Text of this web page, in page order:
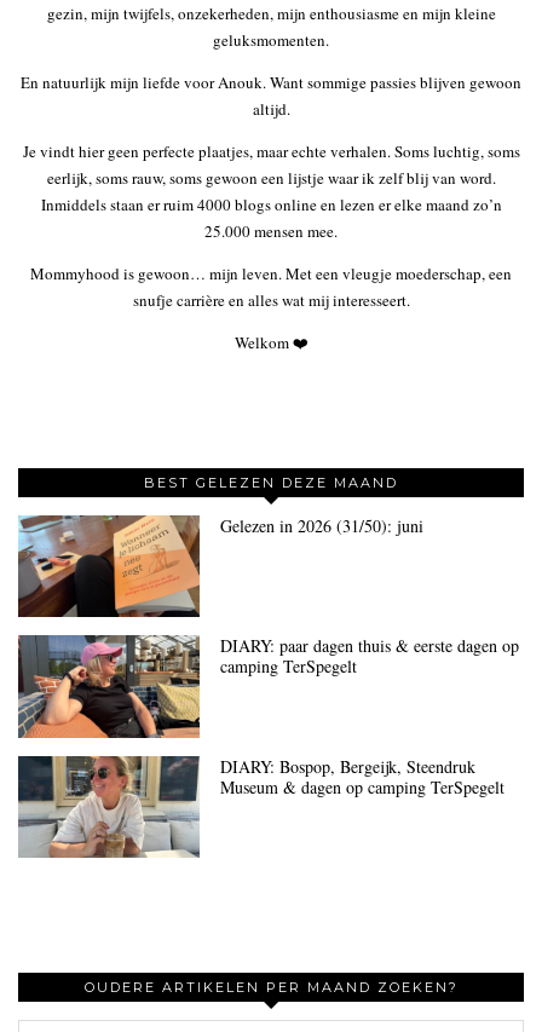
gezin, mijn twijfels, onzekerheden, mijn enthousiasme en mijn kleine
geluksmomenten.
En natuurlijk mijn liefde voor Anouk. Want sommige passies blijven gewoon
altijd.
Je vindt hier geen perfecte plaatjes, maar echte verhalen. Soms luchtig, soms
eerlijk, soms rauw, soms gewoon een lijstje waar ik zelf blij van word.
Inmiddels staan er ruim 4000 blogs online en lezen er elke maand zo’n
25.000 mensen mee.
Mommyhood is gewoon… mijn leven. Met een vleugje moederschap, een
snufje carrière en alles wat mij interesseert.
Welkom ❤️
BEST GELEZEN DEZE MAAND
Gelezen in 2026 (31/50): juni
DIARY: paar dagen thuis & eerste dagen op
camping TerSpegelt
DIARY: Bospop, Bergeijk, Steendruk
Museum & dagen op camping TerSpegelt
OUDERE ARTIKELEN PER MAAND ZOEKEN?